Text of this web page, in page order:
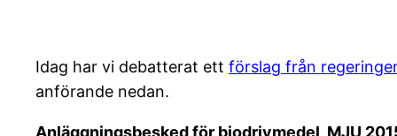
Idag har vi debatterat ett förslag från
anförande nedan.
Anläggningsbesked för biodrivmedel, MJU